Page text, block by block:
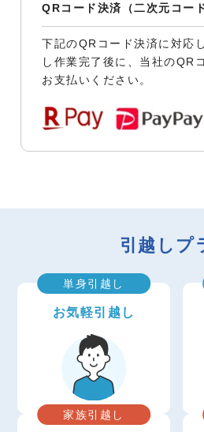
QRコード決済（二次元コー
下記のQRコード決済に対応
し作業完了後に、当社のQR
お支払いください。
引越しプ
単身引越し
お気軽引越し
家族引越し